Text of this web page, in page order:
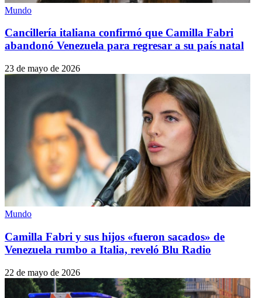
Mundo
Cancillería italiana confirmó que Camilla Fabri
abandonó Venezuela para regresar a su país natal
23 de mayo de 2026
Mundo
Camilla Fabri y sus hijos «fueron sacados» de
Venezuela rumbo a Italia, reveló Blu Radio
22 de mayo de 2026